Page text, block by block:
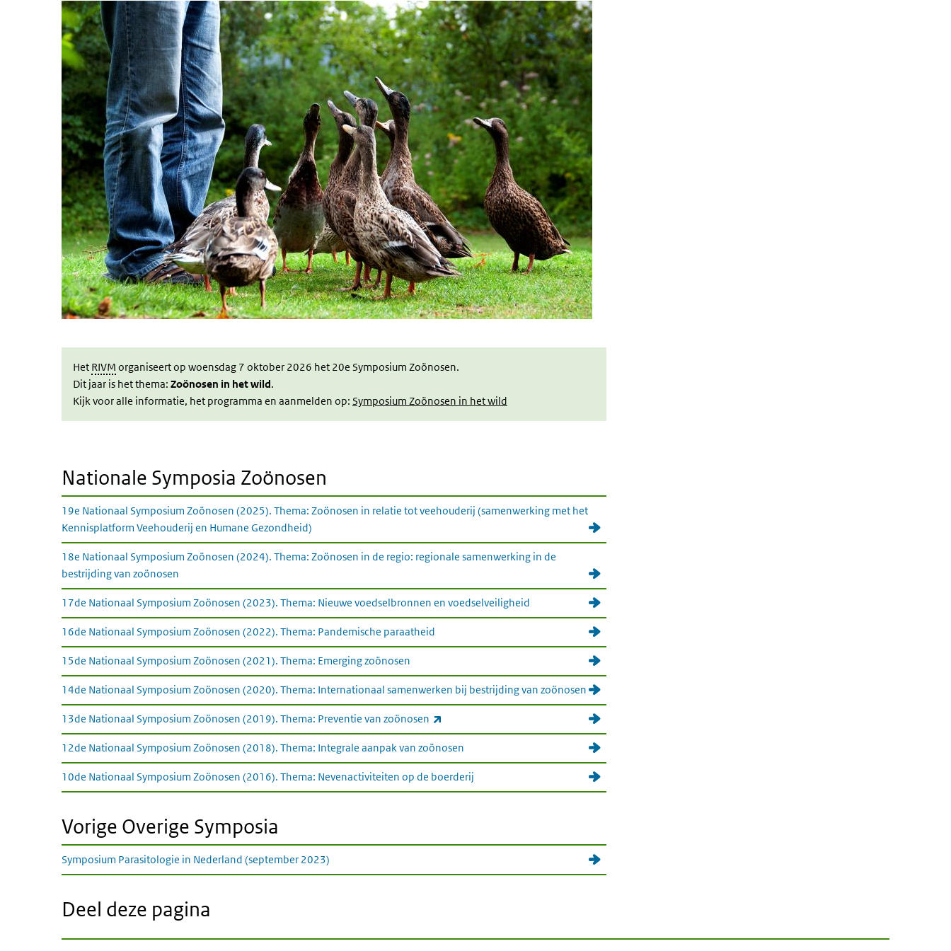
Het RIVM organiseert op woensdag 7 oktober 2026 het 20e Symposium Zoönosen.
Dit jaar is het thema: Zoönosen in het wild.
Kijk voor alle informatie, het programma en aanmelden op: Symposium Zoönosen in het wild
Nationale Symposia Zoönosen
19e Nationaal Symposium Zoönosen (2025). Thema: Zoönosen in relatie tot veehouderij (samenwerking met het
Kennisplatform Veehouderij en Humane Gezondheid)
18e Nationaal Symposium Zoönosen (2024). Thema: Zoönosen in de regio: regionale samenwerking in de
bestrijding van zoönosen
17de Nationaal Symposium Zoönosen (2023). Thema: Nieuwe voedselbronnen en voedselveiligheid
16de Nationaal Symposium Zoönosen (2022). Thema: Pandemische paraatheid
15de Nationaal Symposium Zoönosen (2021). Thema: Emerging zoönosen
14de Nationaal Symposium Zoönosen (2020). Thema: Internationaal samenwerken bij bestrijding van zoönosen
13de Nationaal Symposium Zoönosen (2019). Thema: Preventie van zoönosen
12de Nationaal Symposium Zoönosen (2018). Thema: Integrale aanpak van zoönosen
10de Nationaal Symposium Zoönosen (2016). Thema: Nevenactiviteiten op de boerderij
Vorige Overige Symposia
Symposium Parasitologie in Nederland (september 2023)
Deel deze pagina